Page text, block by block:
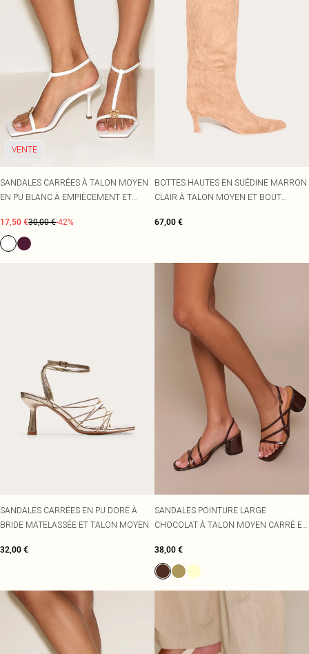
VENTE
SANDALES CARRÉES À TALON MOYEN
EN PU BLANC À EMPIÈCEMENT ET
17,50 €30,00 €-42%
BOTTES HAUTES EN SUÉDINE MARRON
CLAIR À TALON MOYEN ET BOUT
67,00 €
SANDALES CARRÉES EN PU DORÉ À
BRIDE MATELASSÉE ET TALON MOYEN
32,00 €
SANDALES POINTURE LARGE
CHOCOLAT À TALON MOYEN CARRÉ ET
38,00 €